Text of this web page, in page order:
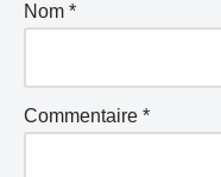
Nom *
Commentaire *